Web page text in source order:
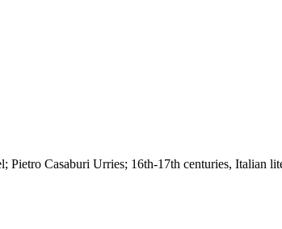
Casaburi Urries; 16th-17th centuries, Italian